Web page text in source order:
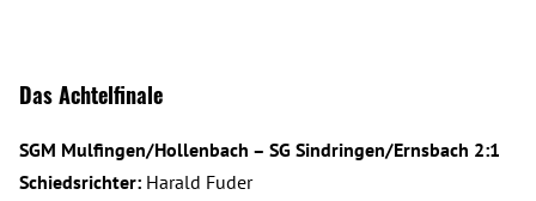
Das Achtelfinale
SGM Mulfingen/Hollenbach – SG Sindringen/Ernsbach 2:1
Schiedsrichter: Harald Fuder